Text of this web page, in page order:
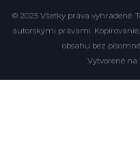
© 2025 Všetky práva vyhradené.
autorskými právami.
obsahu bez
Vytvorené na